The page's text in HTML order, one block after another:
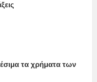
τα χρήματα των